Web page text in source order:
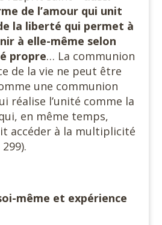
de l’amour qui unit
la liberté qui permet à
à elle-même selon
propre… La communion
de la vie ne peut être
une communion
réalise l’unité comme la
en même temps,
accéder à la multiplicité
même et expérience